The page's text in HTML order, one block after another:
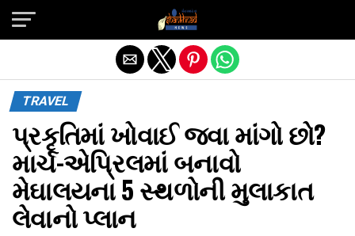
TRAVEL
પ્રકૃતિમાં ખોવાઈ જવા માંગો છો?
માર્ચ-એપ્રિલમાં બનાવો
મેઘાલયના 5 સ્થળોની મુલાકાત
લેવાનો પ્લાન
Exit mobile version